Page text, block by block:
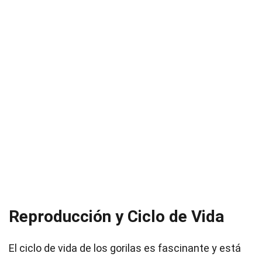
Reproducción y Ciclo de Vida
El ciclo de vida de los gorilas es fascinante y está